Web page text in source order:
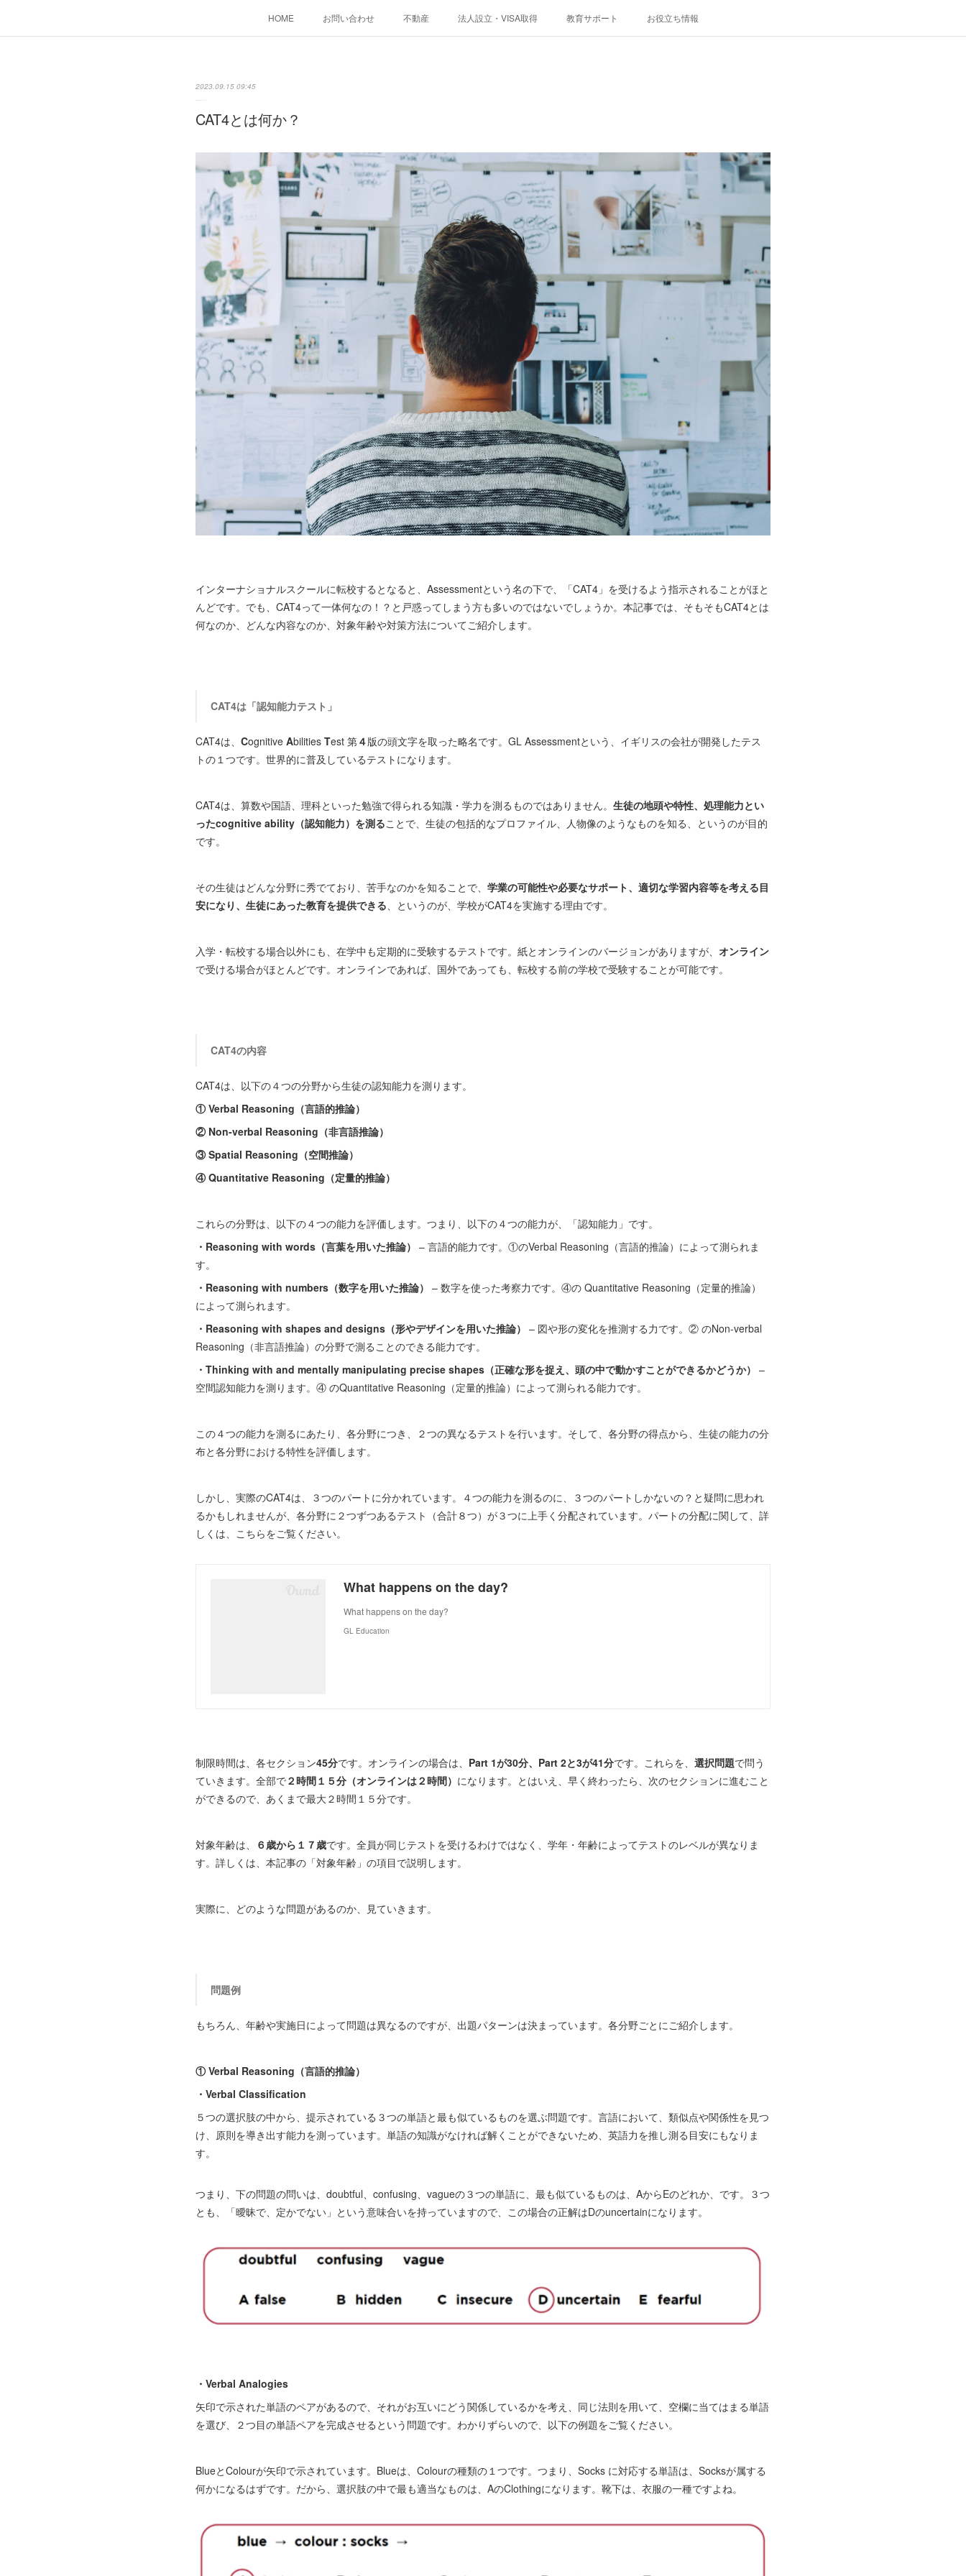
HOME お問い合わせ 不動産 法人設立・VISA取得 教育サポート お役立ち情報
2023.09.15 09:45
CAT4とは何か？
インターナショナルスクールに転校するとなると、Assessmentという名の下で、「CAT4」を受けるよう指示されることがほと
んどです。でも、CAT4って一体何なの！？と戸惑ってしまう方も多いのではないでしょうか。本記事では、そもそもCAT4とは
何なのか、どんな内容なのか、対象年齢や対策方法についてご紹介します。
CAT4は「認知能力テスト」
CAT4は、 Cognitive Abilities Test 第４版の頭文字を取った略名です。GL Assessmentという、イギリスの会社が開発したテス
トの１つです。世界的に普及しているテストになります。
CAT4は、算数や国語、理科といった勉強で得られる知識・学力を測るものではありません。 生徒の地頭や特性、処理能力とい
ったcognitive ability（認知能力）を測ることで、生徒の包括的なプロファイル、人物像のようなものを知る、というのが目的
です。
その生徒はどんな分野に秀でており、苦手なのかを知ることで、 学業の可能性や必要なサポート、適切な学習内容等を考える目
安になり、生徒にあった教育を提供できる、というのが、学校がCAT4を実施する理由です。
入学・転校する場合以外にも、在学中も定期的に受験するテストです。紙とオンラインのバージョンがありますが、 オンライン
で受ける場合がほとんどです。オンラインであれば、国外であっても、転校する前の学校で受験することが可能です。
CAT4の内容
CAT4は、以下の４つの分野から生徒の認知能力を測ります。
① Verbal Reasoning（言語的推論）
② Non-verbal Reasoning（非言語推論）
③ Spatial Reasoning（空間推論）
④ Quantitative Reasoning（定量的推論）
これらの分野は、以下の４つの能力を評価します。つまり、以下の４つの能力が、「認知能力」です。
・Reasoning with words（言葉を用いた推論） – 言語的能力です。①のVerbal Reasoning（言語的推論）によって測られま
す。
・Reasoning with numbers（数字を用いた推論） – 数字を使った考察力です。④の Quantitative Reasoning（定量的推論）
によって測られます。
・Reasoning with shapes and designs（形やデザインを用いた推論） – 図や形の変化を推測する力です。② のNon-verbal
Reasoning（非言語推論）の分野で測ることのできる能力です。
・Thinking with and mentally manipulating precise shapes（正確な形を捉え、頭の中で動かすことができるかどうか） –
空間認知能力を測ります。④ のQuantitative Reasoning（定量的推論）によって測られる能力です。
この４つの能力を測るにあたり、各分野につき、２つの異なるテストを行います。そして、各分野の得点から、生徒の能力の分
布と各分野における特性を評価します。
しかし、実際のCAT4は、３つのパートに分かれています。４つの能力を測るのに、３つのパートしかないの？と疑問に思われ
るかもしれませんが、各分野に２つずつあるテスト（合計８つ）が３つに上手く分配されています。パートの分配に関して、詳
しくは、こちらをご覧ください。
What happens on the day?
What happens on the day?
GL Education
制限時間は、各セクション45分です。オンラインの場合は、 Part 1が30分、Part 2と3が41分です。これらを、 選択問題で問う
ていきます。全部で２時間１５分（オンラインは２時間） になります。とはいえ、早く終わったら、次のセクションに進むこと
ができるので、あくまで最大２時間１５分です。
対象年齢は、 ６歳から１７歳です。全員が同じテストを受けるわけではなく、学年・年齢によってテストのレベルが異なりま
す。詳しくは、本記事の「対象年齢」の項目で説明します。
実際に、どのような問題があるのか、見ていきます。
問題例
もちろん、年齢や実施日によって問題は異なるのですが、出題パターンは決まっています。各分野ごとにご紹介します。
① Verbal Reasoning（言語的推論）
・Verbal Classification
５つの選択肢の中から、提示されている３つの単語と最も似ているものを選ぶ問題です。言語において、類似点や関係性を見つ
け、原則を導き出す能力を測っています。単語の知識がなければ解くことができないため、英語力を推し測る目安にもなりま
す。
つまり、下の問題の問いは、doubtful、confusing、vagueの３つの単語に、最も似ているものは、AからEのどれか、です。３つ
とも、「曖昧で、定かでない」という意味合いを持っていますので、この場合の正解はDのuncertainになります。
・Verbal Analogies
矢印で示された単語のペアがあるので、それがお互いにどう関係しているかを考え、同じ法則を用いて、空欄に当てはまる単語
を選び、２つ目の単語ペアを完成させるという問題です。わかりずらいので、以下の例題をご覧ください。
BlueとColourが矢印で示されています。Blueは、Colourの種類の１つです。つまり、Socks に対応する単語は、Socksが属する
何かになるはずです。だから、選択肢の中で最も適当なものは、AのClothingになります。靴下は、衣服の一種ですよね。